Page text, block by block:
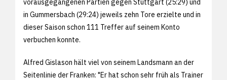
vorausgegangenen Partien gegen Stuttgart (25:29) und
in Gummersbach (29:24) jeweils zehn Tore erzielte und in
dieser Saison schon 111 Treffer auf seinem Konto
verbuchen konnte.
Alfred Gislason hält viel von seinem Landsmann an der
Seitenlinie der Franken: "Er hat schon sehr früh als Trainer